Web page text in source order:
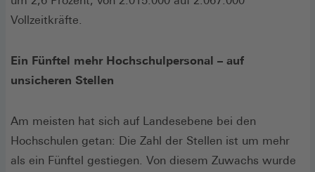
Vollzeitkräfte.
Ein Fünftel mehr Hochschulpersonal – auf
unsicheren Stellen
Am meisten hat sich auf Landesebene bei den
Hochschulen getan: Die Zahl der Stellen ist um mehr
als ein Fünftel gestiegen. Von diesem Zuwachs wurde